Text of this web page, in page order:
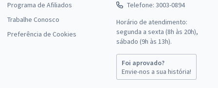
Programa de Afiliados
Trabalhe Conosco
Preferência de Cookies
Telefone: 3003-0894
Horário de atendimento:
segunda a sexta (8h às 20h),
sábado (9h às 13h).
Foi aprovado?
Envie-nos a sua história!